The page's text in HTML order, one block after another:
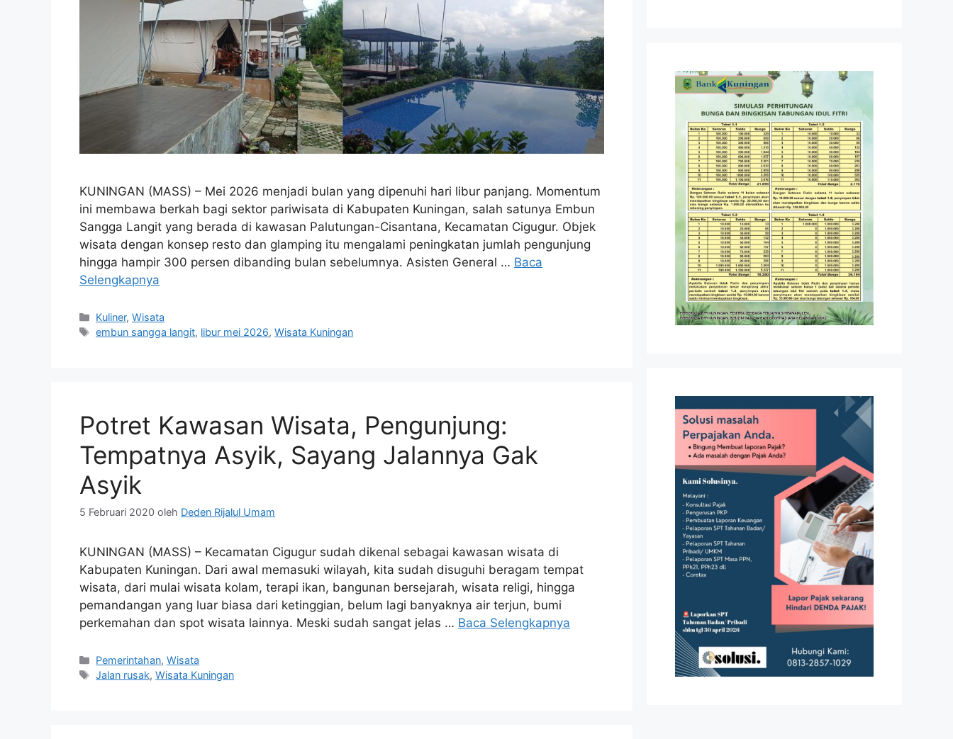
KUNINGAN (MASS) – Mei 2026 menjadi bulan yang dipenuhi hari libur panjang. Momentum
ini membawa berkah bagi sektor pariwisata di Kabupaten Kuningan, salah satunya Embun
Sangga Langit yang berada di kawasan Palutungan-Cisantana, Kecamatan Cigugur. Objek
wisata dengan konsep resto dan glamping itu mengalami peningkatan jumlah pengunjung
hingga hampir 300 persen dibanding bulan sebelumnya. Asisten General … Baca
Selengkapnya
Kategori
Kuliner,Wisata
Tag
embun sangga langit, libur mei 2026,Wisata Kuningan
Potret Kawasan Wisata, Pengunjung:
Tempatnya Asyik, Sayang Jalannya Gak
Asyik
5 Februari 2020 oleh Deden Rijalul Umam
KUNINGAN (MASS) – Kecamatan Cigugur sudah dikenal sebagai kawasan wisata di
Kabupaten Kuningan. Dari awal memasuki wilayah, kita sudah disuguhi beragam tempat
wisata, dari mulai wisata kolam, terapi ikan, bangunan bersejarah, wisata religi, hingga
pemandangan yang luar biasa dari ketinggian, belum lagi banyaknya air terjun, bumi
perkemahan dan spot wisata lainnya. Meski sudah sangat jelas … Baca Selengkapnya
Kategori
Pemerintahan,Wisata
Tag
Jalan rusak,Wisata Kuningan